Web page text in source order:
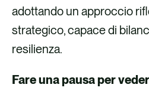
adottando un approccio
strategico, capace di
resilienza.
Fare una pausa per